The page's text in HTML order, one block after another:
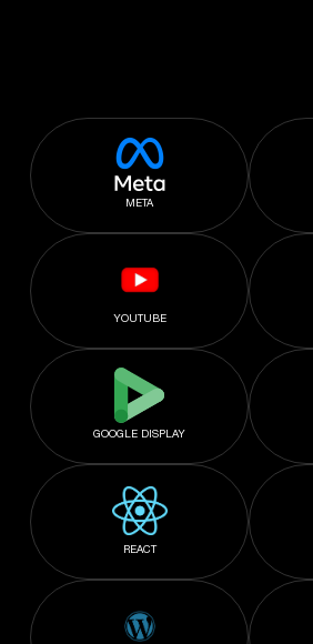
META
YOUTUBE
GOOGLE DISPLAY
REACT